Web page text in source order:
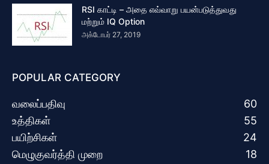
RSI காட்டி – அதை எவ்வாறு பயன்படுத்துவது
மற்றும் IQ Option
அக்டோபர் 27, 2019
POPULAR CATEGORY
வலைப்பதிவு
60
உத்திகள்
55
பயிற்சிகள்
24
மெழுகுவர்த்தி முறை
18